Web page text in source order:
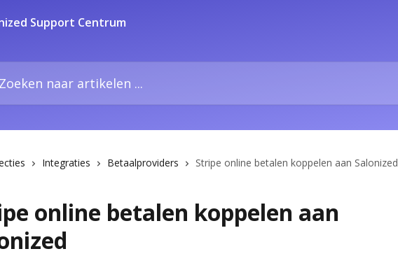
naar artikelen ...
Integraties Betaalproviders Stripe online betalen koppelen aan Salonized
online betalen koppelen aan